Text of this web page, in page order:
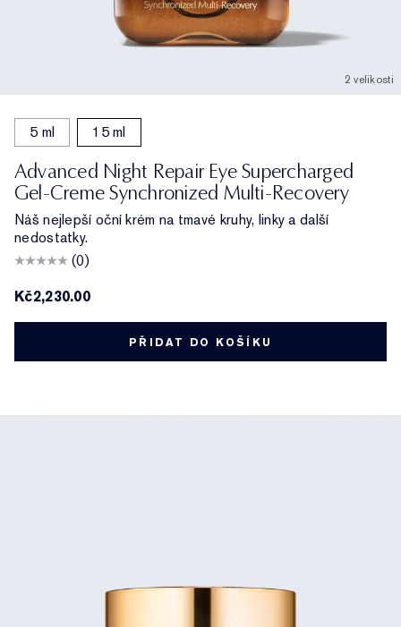
2 velikosti
5 ml 15 ml
Advanced Night Repair Eye Supercharged
Gel-Creme Synchronized Multi-Recovery
Náš nejlepší oční krém na tmavé kruhy, linky a další
nedostatky.
(0)
Kč2,230.00
PŘIDAT DO KOŠÍKU